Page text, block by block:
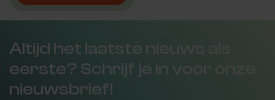
Altijd het laatste nieuws als
eerste? Schrijf je in voor onze
nieuwsbrief!